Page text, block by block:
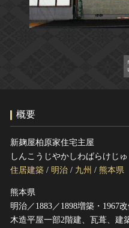
世界遺産と無形文化遺産
全国の美術館・博物館
文化遺産データベース
概要
新麹屋柏原家住宅主屋
しんこうじやかしわばらけじ
住居建築 / 明治 / 九州 / 熊本県
熊本県
明治／1883／1898増築・1967
木造平屋一部2階建、瓦葺、建